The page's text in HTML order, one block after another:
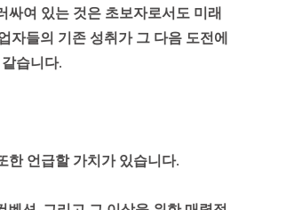
여 있는 것은 초보자로서도 미래
자들의 기존 성취가 그 다음 도전에
습니다.
한 언급할 가치가 있습니다.